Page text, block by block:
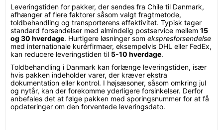
Leveringstiden for pakker, der sendes fra Chile til Danmark,
afhænger af flere faktorer såsom valgt fragtmetode,
toldbehandling og transportørens effektivitet. Typisk tager
standard forsendelser med almindelig postservice mellem 15
og 30 hverdage. Hurtigere løsninger som ekspresforsendelse
med internationale kurérfirmaer, eksempelvis DHL eller FedEx,
kan reducere leveringstiden til 5-10 hverdage.
Toldbehandling i Danmark kan forlænge leveringstiden, især
hvis pakken indeholder varer, der kræver ekstra
dokumentation eller kontrol. I højsæsoner, såsom omkring jul
og nytår, kan der forekomme yderligere forsinkelser. Derfor
anbefales det at følge pakken med sporingsnummer for at få
opdateringer om den forventede leveringsdato.